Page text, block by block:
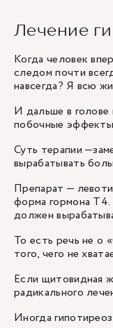
Лечение
Когда человек
следом почти
навсегда? Я всю
И дальше в голове
побочные
Суть терапии
вырабатывать
Препарат —
форма гормона
должен
То есть речь не о
того, чего не
Если щитовидная
радикального
Иногда